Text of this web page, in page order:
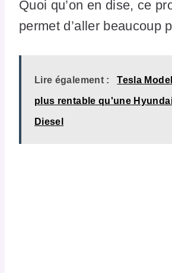
Quoi qu’on en dise, ce
permet d’aller beaucoup
Lire également : Tesla
plus rentable qu'une
Diesel